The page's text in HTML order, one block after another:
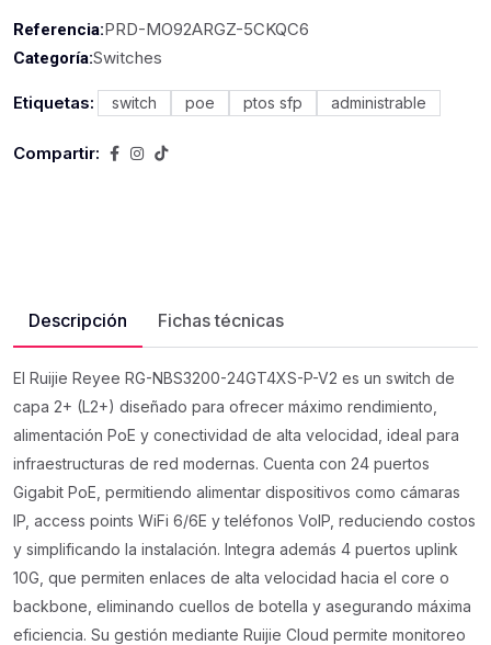
Referencia:PRD-MO92ARGZ-5CKQC6
Categoría:Switches
Etiquetas: switch poe ptos sfp administrable
Compartir:
Descripción Fichas técnicas
El Ruijie Reyee RG-NBS3200-24GT4XS-P-V2 es un switch de
capa 2+ (L2+) diseñado para ofrecer máximo rendimiento,
alimentación PoE y conectividad de alta velocidad, ideal para
infraestructuras de red modernas. Cuenta con 24 puertos
Gigabit PoE, permitiendo alimentar dispositivos como cámaras
IP, access points WiFi 6/6E y teléfonos VoIP, reduciendo costos
y simplificando la instalación. Integra además 4 puertos uplink
10G, que permiten enlaces de alta velocidad hacia el core o
backbone, eliminando cuellos de botella y asegurando máxima
eficiencia. Su gestión mediante Ruijie Cloud permite monitoreo